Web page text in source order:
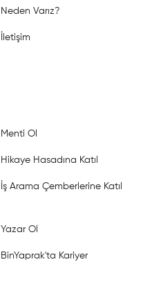
Neden Varız?
İletişim
Menti Ol
Hikaye Hasadına Katıl
İş Arama Çemberlerine Katıl
Yazar Ol
BinYaprak'ta Kariyer